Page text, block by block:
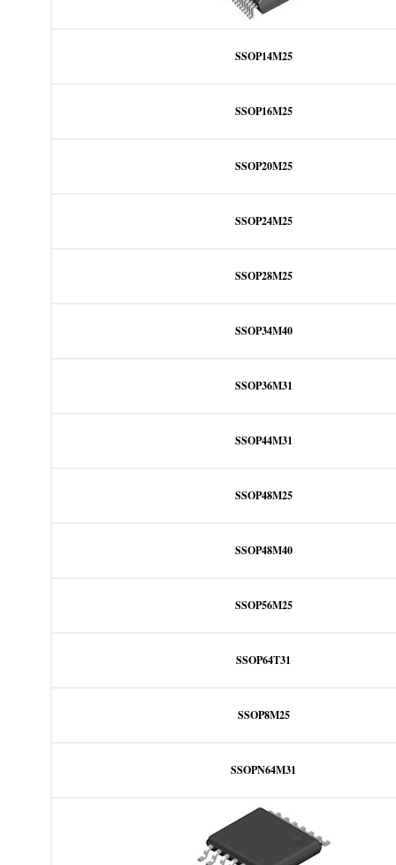
SSOP14M25
SSOP16M25
SSOP20M25
SSOP24M25
SSOP28M25
SSOP34M40
SSOP36M31
SSOP44M31
SSOP48M25
SSOP48M40
SSOP56M25
SSOP64T31
SSOP8M25
SSOPN64M31